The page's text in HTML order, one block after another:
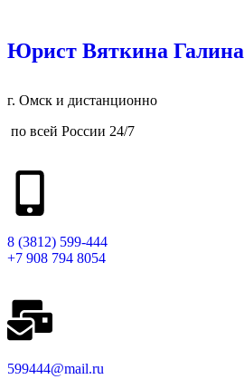
Юрист Вяткина Галина
г. Омск и дистанционно
по всей России 24/7
8 (3812) 599-444
+7 908 794 8054
599444@mail.ru